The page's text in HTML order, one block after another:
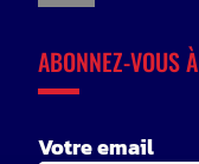
ABONNEZ-VOUS
Votre email